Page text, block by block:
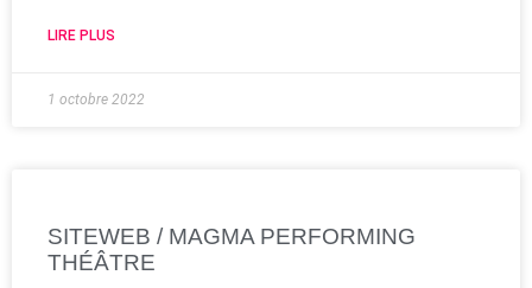
LIRE PLUS
1 octobre 2022
SITEWEB / MAGMA PERFORMING
THÉÂTRE